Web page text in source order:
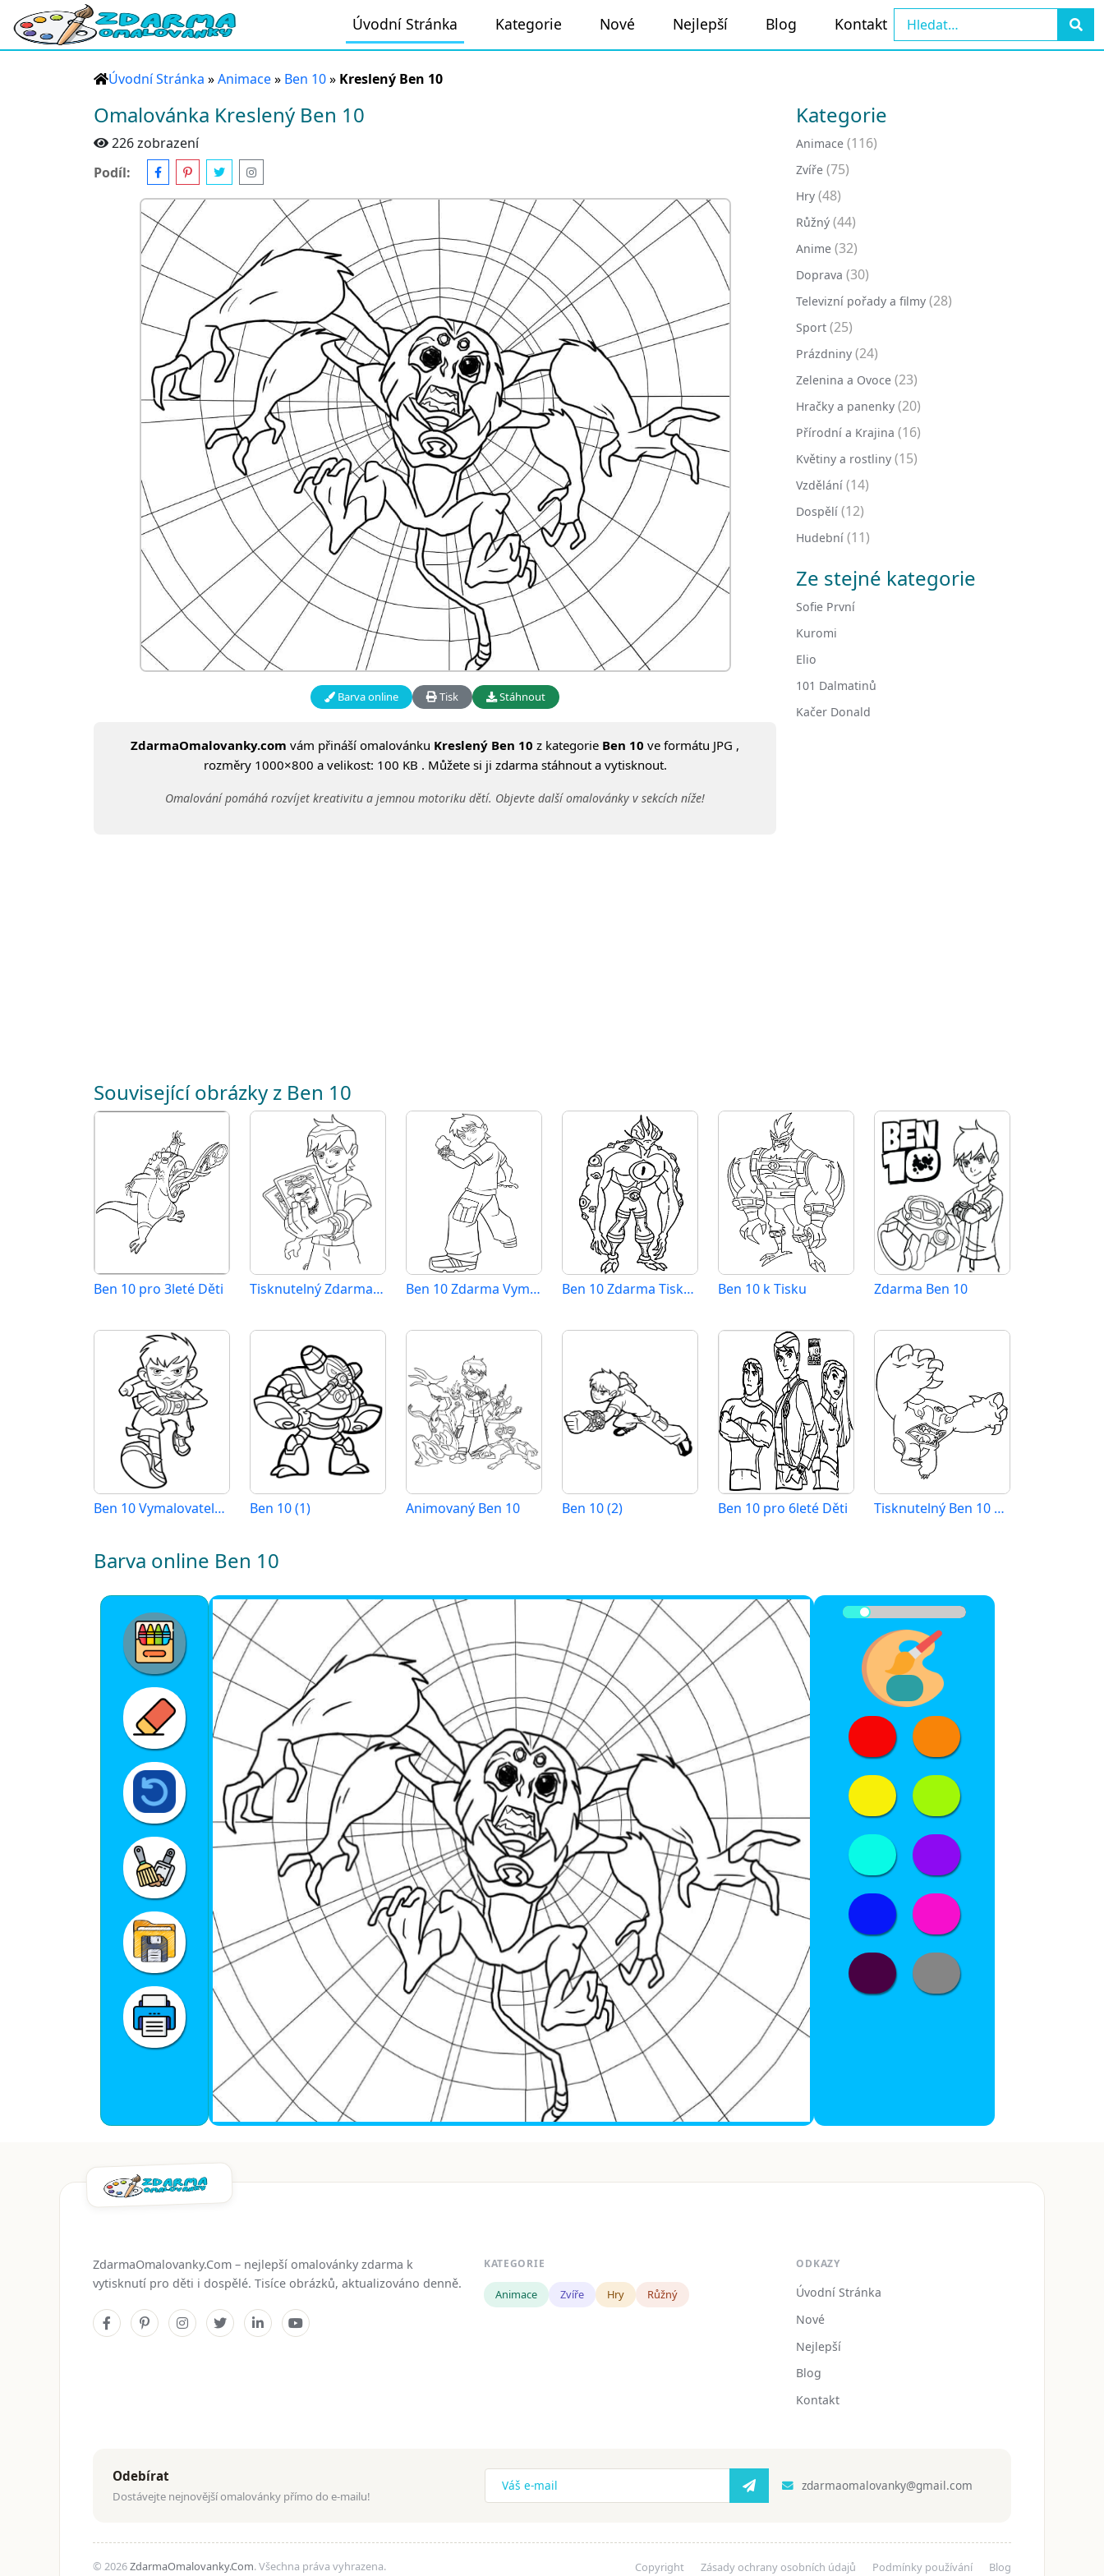
Úvodní Stránka Kategorie Nové Nejlepší Blog Kontakt
Úvodní Stránka »Animace» Ben 10» Kreslený Ben 10
Omalovánka Kreslený Ben 10
226 zobrazení
Podíl:
Barva online Tisk Stáhnout
ZdarmaOmalovanky.com vám přináší omalovánku Kreslený Ben 10 z kategorie Ben 10 ve formátu JPG ,
rozměry 1000×800 a velikost: 100 KB . Můžete si ji zdarma stáhnout a vytisknout.
Omalování pomáhá rozvíjet kreativitu a jemnou motoriku dětí. Objevte další omalovánky v sekcích níže!
Kategorie
Animace (116)
Zvíře (75)
Hry (48)
Růžný (44)
Anime (32)
Doprava (30)
Televizní pořady a filmy (28)
Sport (25)
Prázdniny (24)
Zelenina a Ovoce (23)
Hračky a panenky (20)
Přírodní a Krajina (16)
Květiny a rostliny (15)
Vzdělání (14)
Dospělí (12)
Hudební (11)
Ze stejné kategorie
Sofie První
Kuromi
Elio
101 Dalmatinů
Kačer Donald
Související obrázky z Ben 10
Ben 10 pro 3leté Děti Tisknutelný Zdarma Ben 10 Ben 10 Zdarma Vymalovatelné Obrázek Ben 10 Zdarma Tisknutelný Ben 10 k Tisku Zdarma Ben 10
Ben 10 Vymalovatelné pro Děti Ben 10 (1) Animovaný Ben 10 Ben 10 (2) Ben 10 pro 6leté Děti Tisknutelný Ben 10 Obrázek pro Děti
Barva online Ben 10
ZdarmaOmalovanky.Com – nejlepší omalovánky zdarma k
vytisknutí pro děti i dospělé. Tisíce obrázků, aktualizováno denně.
KATEGORIE
Animace Zvíře Hry Růžný
ODKAZY
Úvodní Stránka
Nové
Nejlepší
Blog
Kontakt
Odebírat
Dostávejte nejnovější omalovánky přímo do e-mailu!
zdarmaomalovanky@gmail.com
© 2026ZdarmaOmalovanky.Com. Všechna práva vyhrazena. Copyright Zásady ochrany osobních údajů Podmínky používání Blog